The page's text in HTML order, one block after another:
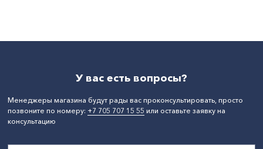
У вас есть вопросы?
Менеджеры магазина будут рады вас проконсультировать, просто
позвоните по номеру: +7 705 707 15 55 или оставьте заявку на
консультацию